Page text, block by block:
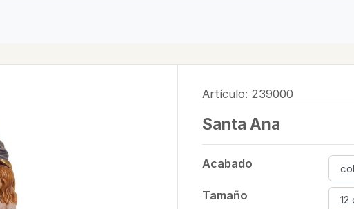
Artículo: 239000
Santa Ana
Acabado
Tamaño